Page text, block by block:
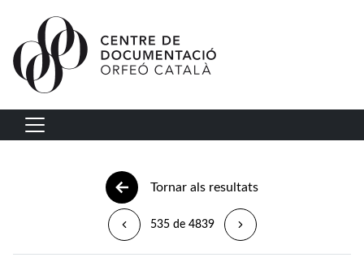
Vés al contingut
Navegació principal
Tornar als resultats
535 de 4839